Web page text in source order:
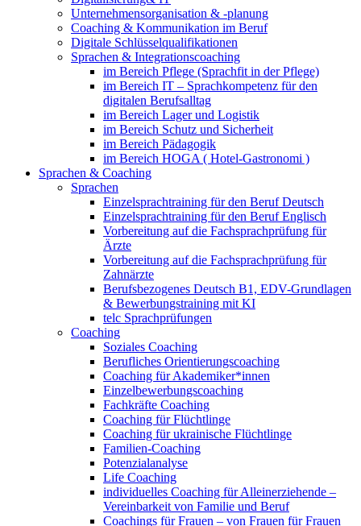
Unternehmensorganisation & ‑planung
Coaching & Kommunikation im Beruf
Digitale Schlüsselqualifikationen
Sprachen & Integrationscoaching
im Bereich Pflege (Sprachfit in der Pflege)
im Bereich IT – Sprachkompetenz für den
digitalen Berufsalltag
im Bereich Lager und Logistik
im Bereich Schutz und Sicherheit
im Bereich Pädagogik
im Bereich HOGA ( Hotel-Gastronomi )
Sprachen & Coaching
Sprachen
Einzelsprachtraining für den Beruf Deutsch
Einzelsprachtraining für den Beruf Englisch
Vorbereitung auf die Fachsprachprüfung für
Ärzte
Vorbereitung auf die Fachsprachprüfung für
Zahnärzte
Berufsbezogenes Deutsch B1, EDV-Grundlagen
& Bewerbungstraining mit KI
telc Sprachprüfungen
Coaching
Soziales Coaching
Berufliches Orientierungscoaching
Coaching für Akademiker*innen
Einzelbewerbungscoaching
Fachkräfte Coaching
Coaching für Flüchtlinge
Coaching für ukrainische Flüchtlinge
Familien-Coaching
Potenzialanalyse
Life Coaching
individuelles Coaching für Alleinerziehende –
Vereinbarkeit von Familie und Beruf
Coachings für Frauen – von Frauen für Frauen